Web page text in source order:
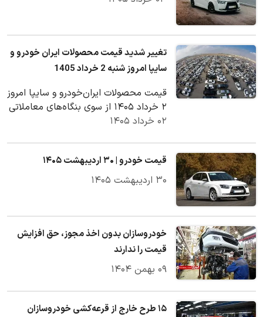
تغییر شدید قیمت محصولات ایران خودرو و
سایپا امروز شنبه 2 خرداد 1405
قیمت محصولات ایران‌خودرو و سایپا امروز
۲ خرداد ۱۴۰۵ از سوی بنگاه‌های معاملاتی
اعلام شد.
۰۲ خرداد ۱۴۰۵
قیمت‌ خودرو | ۳۰ اردیبهشت ۱۴۰۵
۳۰ اردیبهشت ۱۴۰۵
خودروسازان بدون اخذ مجوز، حق افزایش
قیمت را ندارند
۰۹ بهمن ۱۴۰۴
۱۵ طرح خارج از قرعه‌کشی خودروسازان